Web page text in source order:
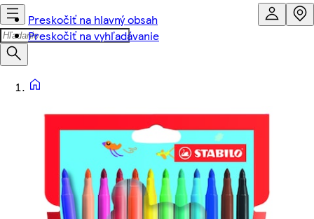
Preskočiť na hlavný obsah
Preskočiť na vyhľadávanie